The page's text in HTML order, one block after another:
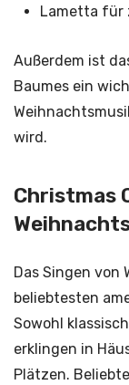
Lametta für
Außerdem ist
Baumes ein
wird.
Christmas
Das Singen von
beliebtesten
Sowohl
erklingen in
Plätzen. Beliebte